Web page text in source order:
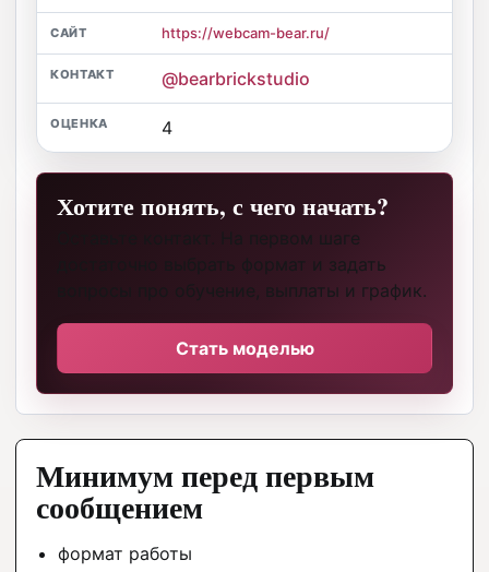
https://webcam-bear.ru/
@bearbrickstudio
4
Хотите понять, с чего начать?
Оставьте контакт. На первом шаге
достаточно выбрать формат и задать
вопросы про обучение, выплаты и график.
Стать моделью
Минимум перед первым
сообщением
формат работы